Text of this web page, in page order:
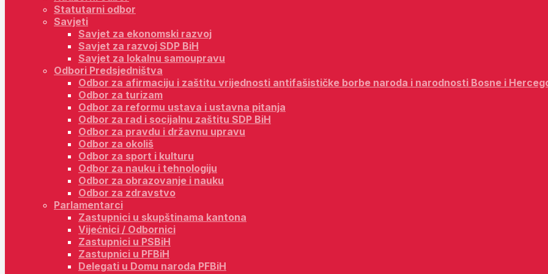
Statutarni odbor
Savjeti
Savjet za ekonomski razvoj
Savjet za razvoj SDP BiH
Savjet za lokalnu samoupravu
Odbori Predsjedništva
Odbor za afirmaciju i zaštitu vrijednosti antifašističke borbe naroda i narodnosti Bosne i
Odbor za turizam
Odbor za reformu ustava i ustavna pitanja
Odbor za rad i socijalnu zaštitu SDP BiH
Odbor za pravdu i državnu upravu
Odbor za okoliš
Odbor za sport i kulturu
Odbor za nauku i tehnologiju
Odbor za obrazovanje i nauku
Odbor za zdravstvo
Parlamentarci
Zastupnici u skupštinama kantona
Vijećnici / Odbornici
Zastupnici u PSBiH
Zastupnici u PFBiH
Delegati u Domu naroda PFBiH